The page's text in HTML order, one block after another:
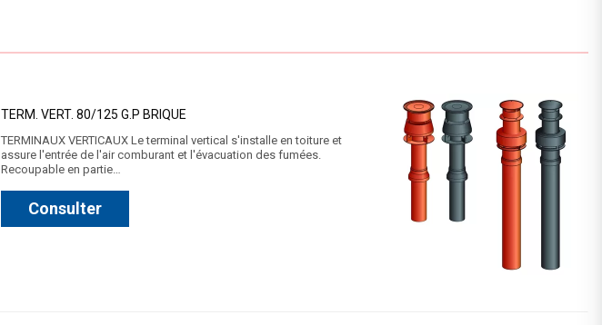
TERM. VERT. 80/125 G.P BRIQUE
TERMINAUX VERTICAUX Le terminal vertical s'installe en toiture et
assure l'entrée de l'air comburant et l'évacuation des fumées.
Recoupable en partie…
Consulter